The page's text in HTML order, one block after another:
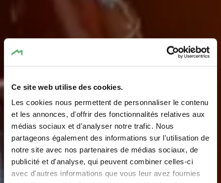
Ce site web utilise des cookies.
Les cookies nous permettent de personnaliser le contenu
et les annonces, d'offrir des fonctionnalités relatives aux
médias sociaux et d'analyser notre trafic. Nous
partageons également des informations sur l'utilisation de
notre site avec nos partenaires de médias sociaux, de
publicité et d'analyse, qui peuvent combiner celles-ci
avec d'autres informations que vous leur avez fournies
Restaurant de
l'Hostellerie de la
Vallée
Where? 8, Rue Millewee, L-7653 Heffingen